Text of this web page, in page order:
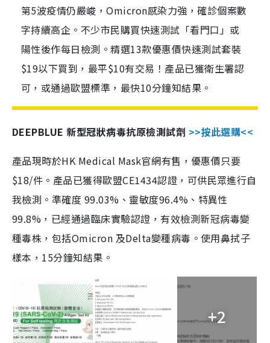
第5波疫情仍嚴峻，Omicron感染力強，確診個案數
字持續高企。不少市民購買快速測試「看門口」或
陽性後作每日檢測。精選13款優惠價快速測試套裝
$19以下買到，最平$10有交易！產品已獲衛生署認
可，或通過歐盟標準，最快10分鐘知結果。
DEEPBLUE 新型冠狀病毒抗原檢測試劑 >>按此選購<<
產品現時於HK Medical Mask官網有售，優惠價只要
$18/件。產品已獲得歐盟CE1434認證，可供民眾進行自
我檢測。準確度 99.03%、靈敏度96.4%、特異性
99.8%，已經通過臨床實驗認證，有效檢測新冠病毒變
種毒株，包括Omicron 及Delta變種病毒。使用鼻拭子
樣本，15分鐘知結果。
+2